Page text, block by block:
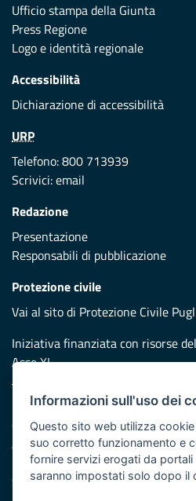
Ufficio stampa della Giunta
Press Regione
Logo e identità regionale
Accessibilità
Dichiarazione di accessibilità
URP
Telefono: 800 713939
Scrivici:email
Redazione
Presentazione
Responsabili di pubblicazione
Protezione civile
Vai al sito di Protezione Civile
Iniziativa finanziata con risorse
Asse XI
Note legali
Cookie e privacy
Atti di notifica
Feed RSS
Servizi Intranet
Informazioni sull'uso dei
Questo sito web utilizza
suo corretto funzionamento e
fornire servizi erogati da
saranno impostati solo dopo il